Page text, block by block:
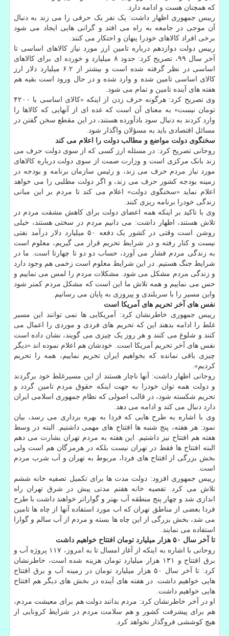
که همچنان هست و ادامه دارد.
رییس جمهوری اظهار داشت: یک نفر یک حرفی را می زند به دنبال
آن موجی در جامعه به راه می افتد و گرانی هایی ایجاد می شود
برخی افراد کالاهای خودرا پنهان و احتکار می کنند.
رییس دولت دوازدهم درباره تامین ارز مورد نیاز کالاهای اساسی تا
آخر سال ۹۹، تصریح کرد: حدود ۸ میلیارد و خورده ای برای کالاهای
اساسی در نظر گرفته شده است و بیشتر از ۶.۲ میلیارد دلار ارز
کالای اساسی تامین شده و وارد شده و در حال ورود است بقیه هم
هفته های آینده تامین و تمام می شود.
وی تصریح کرد: هرگونه حرف زدن از اینکه «کالای اساسی با ۴۲۰۰
تومان نیست» به معنای آن است که عده ای از آنهایی که کالاها را
وارد کردند به دنبال سود بادآورده هستند، در این مقطع سخن گفتن در
مسائل اقتصادی باید به مسؤلان واگذار شود.
سخنگوی دولت مواضع و مطالب دولت را اعلام می کند
روحانی تصریح کرد: در مسئله ارز کسی که از سوی دولت حرف می
زند بانک مرکزی است و وزارت صمت از سوی دولت درباره کالاهای
مورد نیاز مردم حرف می زند، و رئیس سازمان برنامه و بودجه در
زمینه بودجه کشور حرف می زند، و اگر دولت مطلبی را می خواهد
اعلام نماید «سخنگوی دولت» اعلام می کند تا مردم بر این مبانی
زندگی خودرا برنامه ریزی کنند.
وی با تاکید بر اینکه همه اعضای دولت برای کاهش مشقت مردم در
تلاش هستند، اظهار داشت: می دانیم مردم در سختی هستند، خیلی
روشن است وقتی در کشور یک دفعه ۵۰ میلیارد دلار درآمد نفتی
نیست و کنار رفته و در شرایط تحریم قرار می گیریم، معلوم است
به زندگی مردم فشار می آورد، حساب دو دو تا چهارتا است. ما در
شرایط جنگ هستیم. در این شرایط معلوم است زخمی هم وجود دارد
و زندگی مردم مشکل می شود. مشکلات مردم را لمس می نماییم و
حس می نماییم و همه تلاش ما این است که مشکل مردم کمتر شود
واین مسیر را با سربلندی و پیروزی به پایان می رسانیم.
نفس های آخر تحریم های آمریکا است
رییس جمهوری خاطرنشان کرد: آمریکایی ها نمی توانند این مسیر
غلط را ادامه بدهند این که تحریم های فردی و موردی را اعمال می
کنند و شلوغ می کنند و هر روز یک چیزی می گویند، نشان داده است
نفس های آخر تحریم آمریکا است. خودشان هم اعلام نموده اند «دیگر
چیزی باقی نمانده که بخواهیم ایران تحریم نماییم، همه را تحریم
کردیم».
روحانی اظهار داشت: آنها ناچار هستند از این مسیرغلط خود برگردند
و دولت همه توان خودرا به جهت اینکه حقوق مردم تامین گردد و
تحریم شکسته شود، در قالب اصولی که نظام جمهوری اسلامی ایران
دارد دنبال می کند و ادامه می دهد.
وی با اشاره به طرح هایی که فردا به بهره برداری می رسد، بیان
نمود: هر هفته، پنج شنبه ها افتتاح های مهمی داشتیم. البته در وسط
هفته هم افتتاح نیز داشتیم. این هفته به مردم تهران بشارت می دهم
البته افتتاح ها فقط در تهران نیست بلکه در هرمزگان هم است ولی
بخش بزرگی از افتتاح های فردا، مربوط به تهران و آب شرب مردم
است.
رییس جمهوری افزود: دولت مدت ها برای تکمیل تصفیه خانه ششم
تلاش می کرد. تفصیه خانه هفتم مدتی پیش در شرق تهران راه
اندازی شد و چهار پنج منطقه آب بهتر و گواراتر خواهند داشت با طرح
فردا بعضی از مناطق تهران که اب مورد استفاده آنها از چاه ها تامین
می شد، بخش بزرگی از این چاه ها بسته و مردم از آب سالم و گوارا
استفاده می نمایند.
تا آخر سال ۵۰ هزار میلیارد تومان افتتاح خواهیم داشت
روحانی با اشاره به اینکه از آغاز امسال تا به امروز، ۱۱۷ پروژه آب و
برق افتتاح و ۱۳۱ هزار میلیارد تومان هزینه شده است، خاطرنشان
کرد: تا آخر سال ۵۰ هزار میلیارد تومان در زمینه آب و برق افتتاح
هایی خواهیم داشت. در هفته های آینده در بخش های دیگر هم افتتاح
هایی خواهیم داشت.
او در آخر خاطرنشان کرد: مردم بدانند دولت هم برای معیشت مردم،
هم برای پیشرفت کشور و هم سلامت مردم در شرایط کرونایی از
هیچ کوششی فروگذار نخواهد کرد.